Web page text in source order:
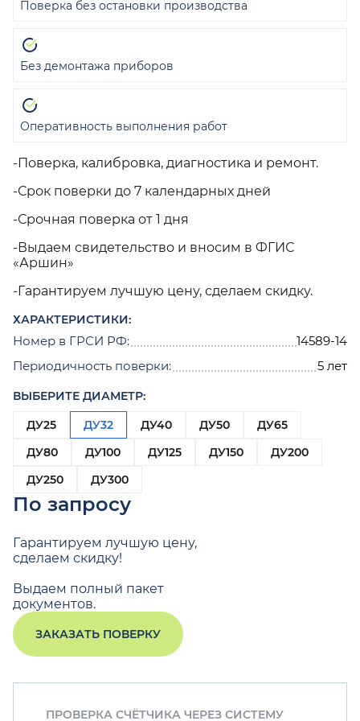
-Поверка, калибровка, диагностика и ремонт.
-Срок поверки до 7 календарных дней
-Срочная поверка от 1 дня
-Выдаем свидетельство и вносим в ФГИС
«Аршин»
-Гарантируем лучшую цену, сделаем скидку.
ХАРАКТЕРИСТИКИ:
Номер в ГРСИ РФ:
14589-14
Периодичность поверки:
5 лет
ВЫБЕРИТЕ ДИАМЕТР:
ДУ25
ДУ32 ДУ40 ДУ50
ДУ65
ДУ80
ДУ100 ДУ125 ДУ150
ДУ200
ДУ250
ДУ300
По запросу
Гарантируем лучшую цену,
сделаем скидку!
Выдаем полный пакет
документов.
ЗАКАЗАТЬ ПОВЕРКУ
Поверка без остановки производства
Без демонтажа приборов
Оперативность выполнения работ
ПРОВЕРКА СЧЁТЧИКА ЧЕРЕЗ СИСТЕМУ